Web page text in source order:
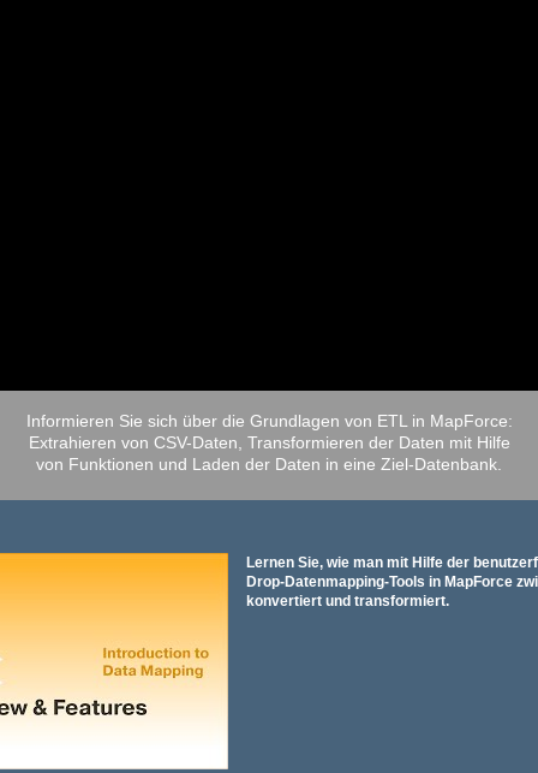
Informieren Sie sich über die Grundlagen von ETL in MapForce:
Extrahieren von CSV-Daten, Transformieren der Daten mit Hilfe
von Funktionen und Laden der Daten in eine Ziel-Datenbank.
Lernen Sie, wie man mit Hilfe der
Drop-Datenmapping-Tools in MapForce
konvertiert und transformiert.